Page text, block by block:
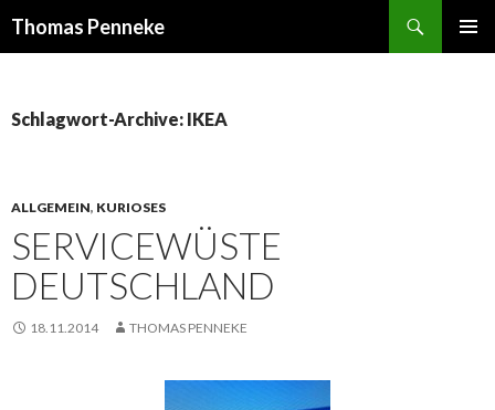
Thomas Penneke
Schlagwort-Archive: IKEA
ALLGEMEIN, KURIOSES
SERVICEWÜSTE
DEUTSCHLAND
18.11.2014 THOMAS PENNEKE